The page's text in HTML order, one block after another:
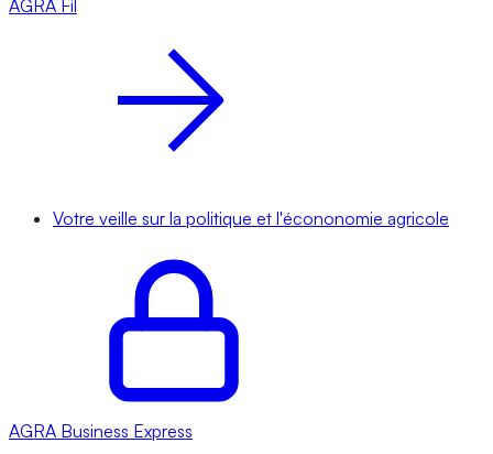
AGRA Fil
Votre veille sur la politique et l'écononomie agricole
AGRA Business Express